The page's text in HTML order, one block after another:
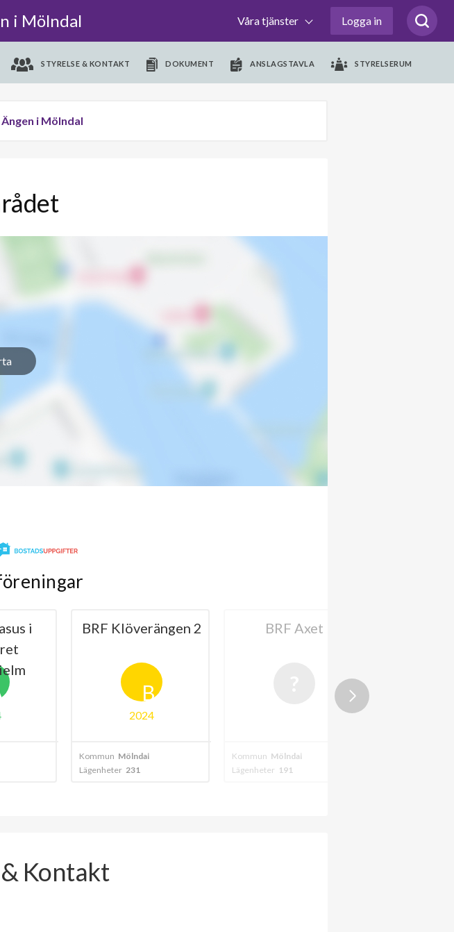
i Mölndal Våra tjänster Logga in
STYRELSE & KONTAKT DOKUMENT ANSLAGSTAVLA STYRELSERUM
i Mölndal
i
BRF Klöverängen 2
B
2024
Kommun Mölndal
Lägenheter 231
BRF Axet
Kommun Mölndal
Lägenheter 191
Kontakt